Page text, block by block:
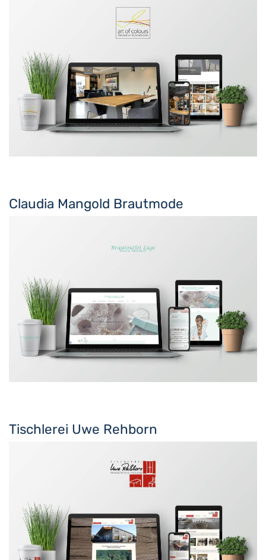
Claudia Mangold Brautmode
Tischlerei Uwe Rehborn